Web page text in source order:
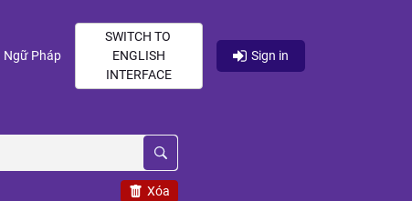
(current)
Ngữ Pháp(current)
SWITCH TO
ENGLISH
INTERFACE
Sign in
Xóa